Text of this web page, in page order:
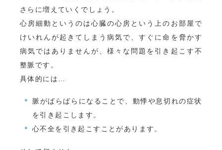
さらに増えていくでしょう。
心房細動というのは心臓の心房という上のお部屋で
けいれんが起きてしまう病気で、すぐに命を脅かす
病気ではありませんが、様々な問題を引き起こす不
整脈です。
具体的には…
脈がばらばらになることで、動悸や息切れの症状
を引き起こします。
心不全を引き起こすことがあります。